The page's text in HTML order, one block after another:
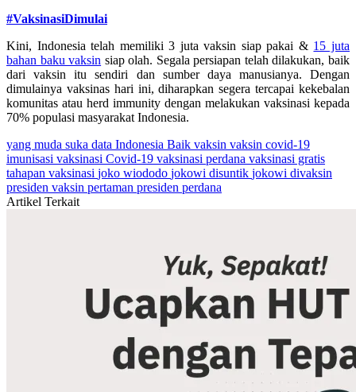
#VaksinasiDimulai
Kini, Indonesia telah memiliki 3 juta vaksin siap pakai & 15 juta
bahan baku vaksin siap olah. Segala persiapan telah dilakukan, baik
dari vaksin itu sendiri dan sumber daya manusianya. Dengan
dimulainya vaksinas hari ini, diharapkan segera tercapai kekebalan
komunitas atau herd immunity dengan melakukan vaksinasi kepada
70% populasi masyarakat Indonesia.
yang muda suka data Indonesia Baik vaksin vaksin covid-19
imunisasi vaksinasi Covid-19 vaksinasi perdana vaksinasi gratis
tahapan vaksinasi joko wiododo jokowi disuntik jokowi divaksin
presiden vaksin pertaman presiden perdana
Artikel Terkait